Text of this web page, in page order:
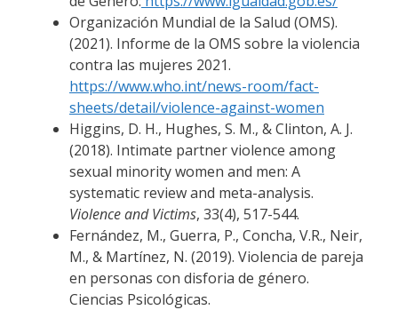
Organización Mundial de la Salud (OMS).
(2021). Informe de la OMS sobre la violencia
contra las mujeres 2021.
https://www.who.int/news-room/fact-
sheets/detail/violence-against-women
Higgins, D. H., Hughes, S. M., & Clinton, A. J.
(2018). Intimate partner violence among
sexual minority women and men: A
systematic review and meta-analysis.
Violence and Victims, 33(4), 517-544.
Fernández, M., Guerra, P., Concha, V.R., Neir,
M., & Martínez, N. (2019). Violencia de pareja
en personas con disforia de género.
Ciencias Psicológicas.